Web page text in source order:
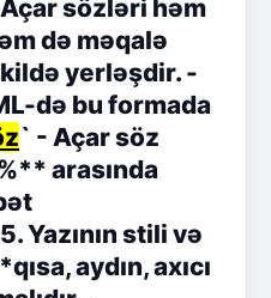
sözləri həm
də məqalə
yerləşdir. -
də bu formada
` - Açar söz
arasında
Yazının stili və
aydın, axıcı